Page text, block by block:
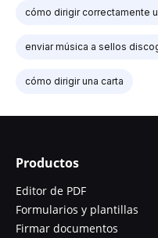
cómo dirigir correctamente
enviar música a sellos
cómo dirigir una carta
Productos
Editor de PDF
Formularios y plantillas
Firmar documentos